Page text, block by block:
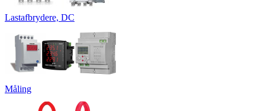
Lastafbrydere, DC
Måling